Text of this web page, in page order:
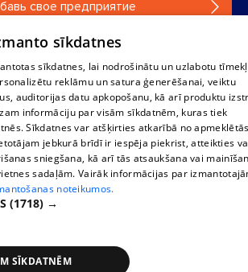
свое предприятие
нет в нашей базе данных,
распространение или копирование
данных 1188 в любой форме строго
запрещается автоматическое
Перепубликация любого
на сайте 1188 , возможна
сайта 1188.
э-почта -
Media2004-2026
sīkdatnes
sīkdatnes, lai nodrošinātu un uzlabotu
reklāmu un satura ģenerēšanai, veiktu
auditorijas datu apkopošanu, kā arī produktu
informāciju par visām sīkdatnēm, kuras tiek
Sīkdatnes var atšķirties atkarībā no
jebkurā brīdī ir iespēja piekrist, atteikties
sniegšana, kā arī tās atsaukšana vai
sadaļām. Vairāk informācijas par
noteikumos.
(1718) →
SĪKDATNĒM